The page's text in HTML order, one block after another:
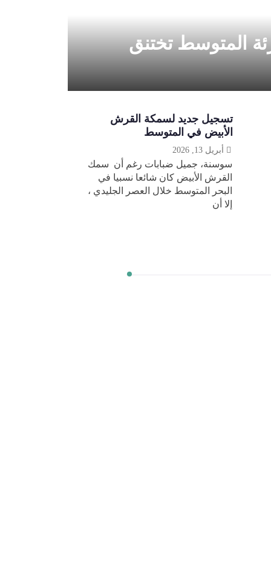
رئة المتوسط تختنق
تسجيل جديد لسمكة القرش
الأبيض في المتوسط
سوسنة، جميل ضبابات رغم أن سمك
القرش الأبيض كان شائعا نسبيا في
البحر المتوسط خلال العصر الجليدي ،
إلا أن
أبريل 13, 2026